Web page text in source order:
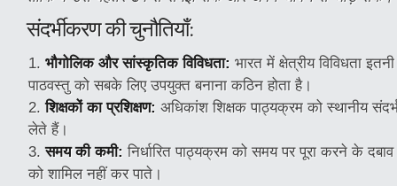
संदर्भीकरण की चुनौतियाँ:
भौगोलिक और सांस्कृतिक विविधता: भारत में क्षेत्रीय विविधता
पाठवस्तु को सबके लिए उपयुक्त बनाना कठिन होता है।
शिक्षकों का प्रशिक्षण: अधिकांश शिक्षक पाठ्यक्रम को स्थानीय
लेते हैं।
समय की कमी: निर्धारित पाठ्यक्रम को समय पर पूरा करने के दबाव
को शामिल नहीं कर पाते।